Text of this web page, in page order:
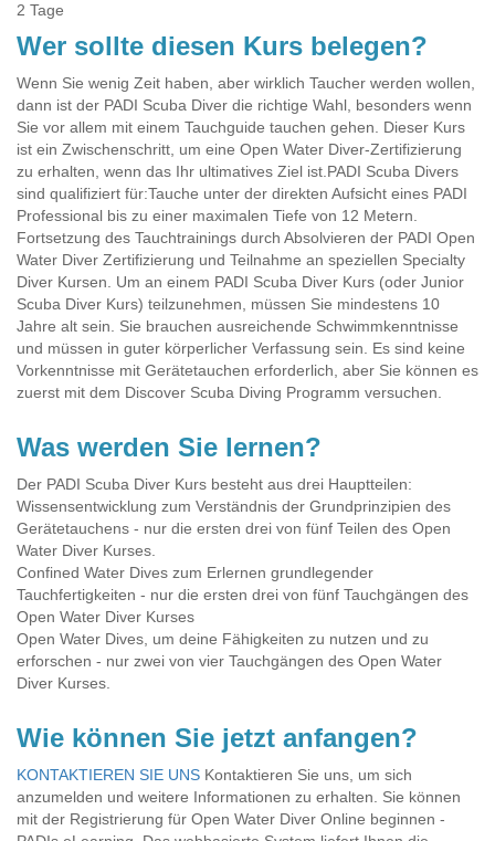
2 Tage
Wer sollte diesen Kurs belegen?
Wenn Sie wenig Zeit haben, aber wirklich Taucher werden wollen,
dann ist der PADI Scuba Diver die richtige Wahl, besonders wenn
Sie vor allem mit einem Tauchguide tauchen gehen. Dieser Kurs
ist ein Zwischenschritt, um eine Open Water Diver-Zertifizierung
zu erhalten, wenn das Ihr ultimatives Ziel ist.PADI Scuba Divers
sind qualifiziert für:Tauche unter der direkten Aufsicht eines PADI
Professional bis zu einer maximalen Tiefe von 12 Metern.
Fortsetzung des Tauchtrainings durch Absolvieren der PADI Open
Water Diver Zertifizierung und Teilnahme an speziellen Specialty
Diver Kursen. Um an einem PADI Scuba Diver Kurs (oder Junior
Scuba Diver Kurs) teilzunehmen, müssen Sie mindestens 10
Jahre alt sein. Sie brauchen ausreichende Schwimmkenntnisse
und müssen in guter körperlicher Verfassung sein. Es sind keine
Vorkenntnisse mit Gerätetauchen erforderlich, aber Sie können es
zuerst mit dem Discover Scuba Diving Programm versuchen.
Was werden Sie lernen?
Der PADI Scuba Diver Kurs besteht aus drei Hauptteilen:
Wissensentwicklung zum Verständnis der Grundprinzipien des
Gerätetauchens - nur die ersten drei von fünf Teilen des Open
Water Diver Kurses.
Confined Water Dives zum Erlernen grundlegender
Tauchfertigkeiten - nur die ersten drei von fünf Tauchgängen des
Open Water Diver Kurses
Open Water Dives, um deine Fähigkeiten zu nutzen und zu
erforschen - nur zwei von vier Tauchgängen des Open Water
Diver Kurses.
Wie können Sie jetzt anfangen?
KONTAKTIEREN SIE UNS Kontaktieren Sie uns, um sich
anzumelden und weitere Informationen zu erhalten. Sie können
mit der Registrierung für Open Water Diver Online beginnen -